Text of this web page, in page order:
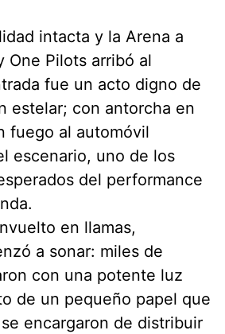
intacta y la Arena a
One Pilots arribó al
fue un acto digno de
estelar; con antorcha en
fuego al automóvil
escenario, uno de los
del performance
en llamas,
a sonar: miles de
con una potente luz
de un pequeño papel que
encargaron de distribuir